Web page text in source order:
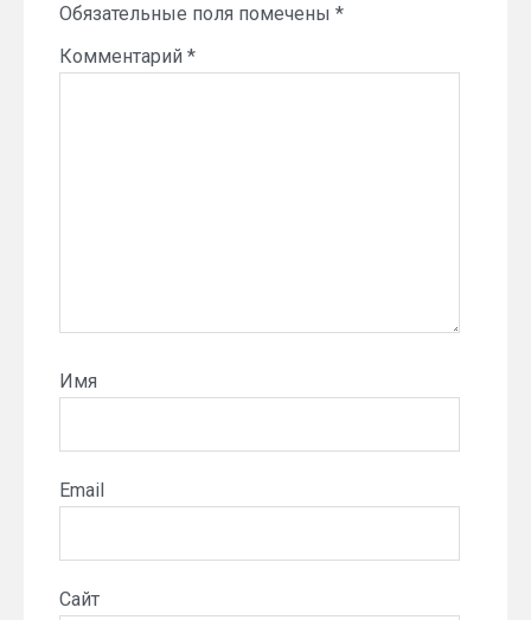
Обязательные поля помечены *
Комментарий *
Имя
Email
Сайт